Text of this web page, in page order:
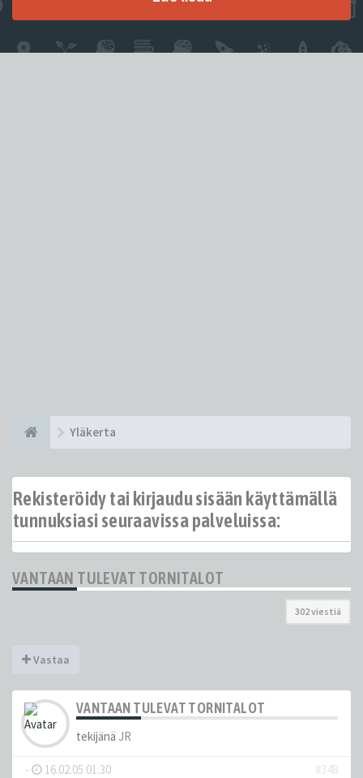
Yläkerta
Rekisteröidy tai kirjaudu sisään käyttämällä
tunnuksiasi seuraavissa palveluissa:
VANTAAN TULEVAT TORNITALOT
302 viestiä
Vastaa
VANTAAN TULEVAT TORNITALOT
tekijänä JR
- 16.02.05 01:30
#348